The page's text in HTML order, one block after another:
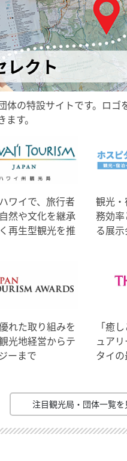
レクト
体の特設サイトです。ロ
す。
ワイで、旅行者
然や文化を継承
再生型観光を推
観光
務効
る展
れた取り組みを
光地経営からテ
ーまで
「癒
ュアリ
タイ
注目観光局・団体一覧を